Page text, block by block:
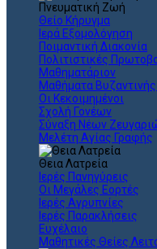
Πνευματική Ζωή
Θείο Κήρυγμα
Ιερά Εξομολόγηση
Ποιμαντική Διακονία
Πολιτιστικές
Μαθηματάριον
Μαθήματα
Οι Κεκοιμημένοι
Σχολή Γονέων
Σύναξη Νέων
Μελέτη Αγίας Γραφής
Θεια Λατρεία
Ιερές Πανηγύρεις
Οι Μεγάλες Εορτές
Ιερές Αγρυπνίες
Ιερές Παρακλήσεις
Ευχέλαιο
Μαθητικές Θείες